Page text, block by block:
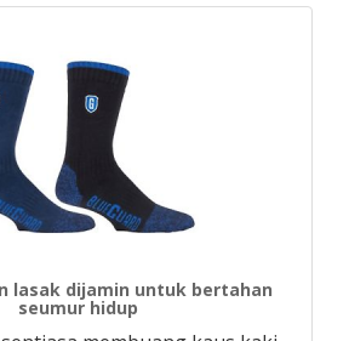
lasak dijamin untuk bertahan
seumur hidup